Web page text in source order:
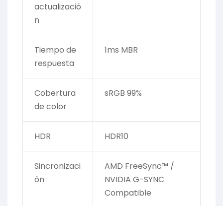
actualizació
n
Tiempo de
respuesta
1ms MBR
Cobertura
de color
sRGB 99%
HDR HDR10
Sincronizaci
ón
AMD FreeSync™ /
NVIDIA G-SYNC
Compatible